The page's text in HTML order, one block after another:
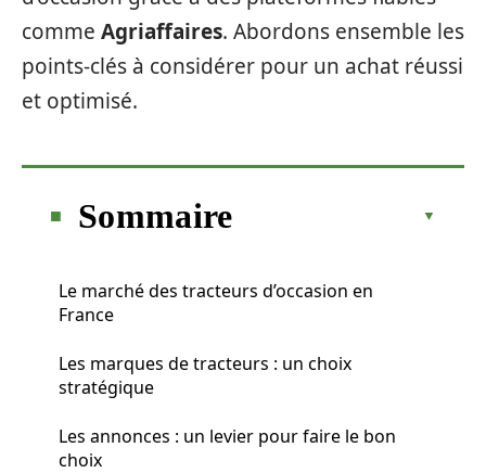
comme Agriaffaires. Abordons ensemble les
points-clés à considérer pour un achat réussi
et optimisé.
Sommaire
Le marché des tracteurs d’occasion en
France
Les marques de tracteurs : un choix
stratégique
Les annonces : un levier pour faire le bon
choix